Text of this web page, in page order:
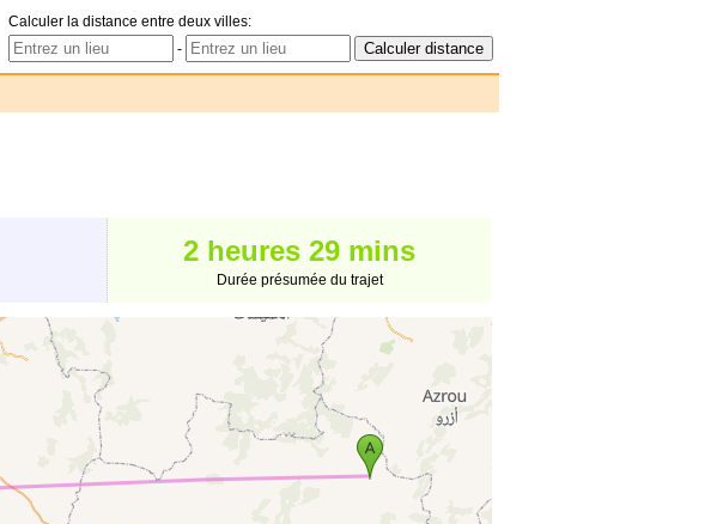
Calculer la distance entre deux villes:
-
2 heures 29 mins
Durée présumée du trajet